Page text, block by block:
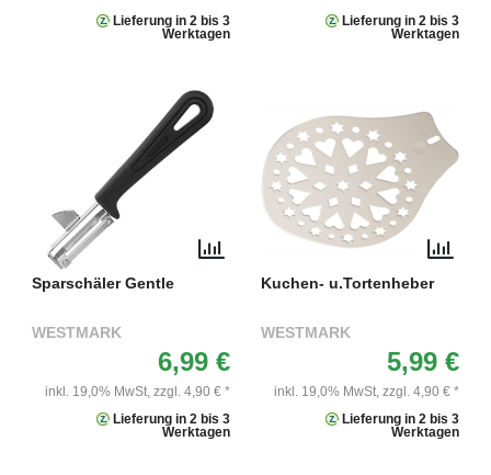
Lieferung in 2 bis 3
Werktagen
Lieferung in 2 bis 3
Werktagen
Sparschäler Gentle
WESTMARK
6,99 €
inkl. 19,0% MwSt, zzgl. 4,90 € *
Lieferung in 2 bis 3
Werktagen
Kuchen- u.Tortenheber
WESTMARK
5,99 €
inkl. 19,0% MwSt, zzgl. 4,90 € *
Lieferung in 2 bis 3
Werktagen